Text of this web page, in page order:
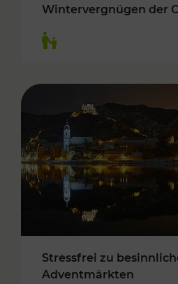
Wintervergnügen der
Stressfrei zu
Adventmärkten